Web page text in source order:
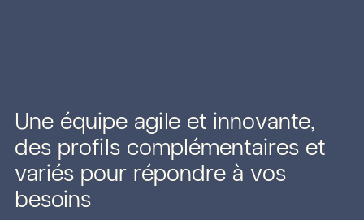
Une équipe agile et innovante,
des profils complémentaires et
variés pour répondre à vos
besoins